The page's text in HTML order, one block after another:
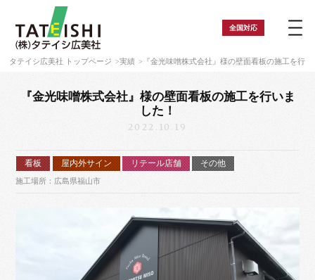
全国対応
タテイシ広美社 トップページ 実績 『金光味噌株式会社』様の壁面看板の施工を行
『金光味噌株式会社』様の壁面看板の施工を行いま
した！
2022.10.19
看板 屋内外サイン リテール店舗 その他
施工場所：広島県福山市